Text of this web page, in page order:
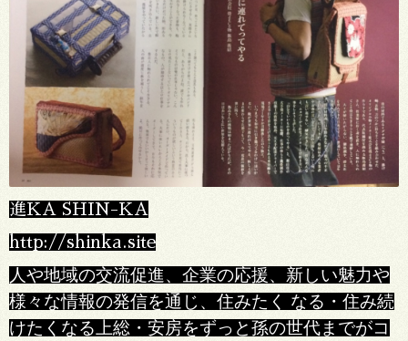
進KA SHIN-KA
http://shinka.site
人や地域の交流促進、企業の応援、新しい魅力や
様々な情報の発信を通じ、住みたく なる・住み続
けたくなる上総・安房をずっと孫の世代までがコ